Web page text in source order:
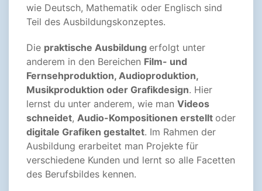
wie Deutsch, Mathematik oder Englisch sind
Teil des Ausbildungskonzeptes.
Die praktische Ausbildung erfolgt unter
anderem in den Bereichen Film- und
Fernsehproduktion, Audioproduktion,
Musikproduktion oder Grafikdesign. Hier
lernst du unter anderem, wie man Videos
schneidet, Audio-Kompositionen erstellt oder
digitale Grafiken gestaltet. Im Rahmen der
Ausbildung erarbeitet man Projekte für
verschiedene Kunden und lernt so alle Facetten
des Berufsbildes kennen.